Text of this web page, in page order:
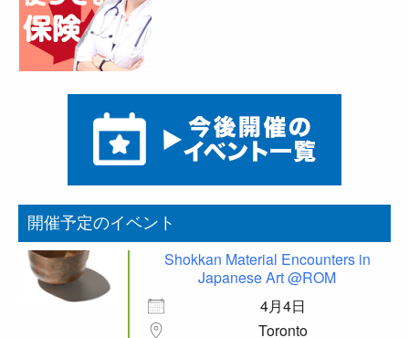
開催予定のイベント
Shokkan Material Encounters in
Japanese Art @ROM
4月4日
Toronto